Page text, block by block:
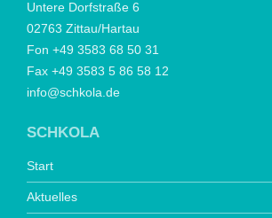
Untere Dorfstraße 6
02763 Zittau/Hartau
Fon +49 3583 68 50 31
Fax +49 3583 5 86 58 12
info@schkola.de
SCHKOLA
Start
Aktuelles